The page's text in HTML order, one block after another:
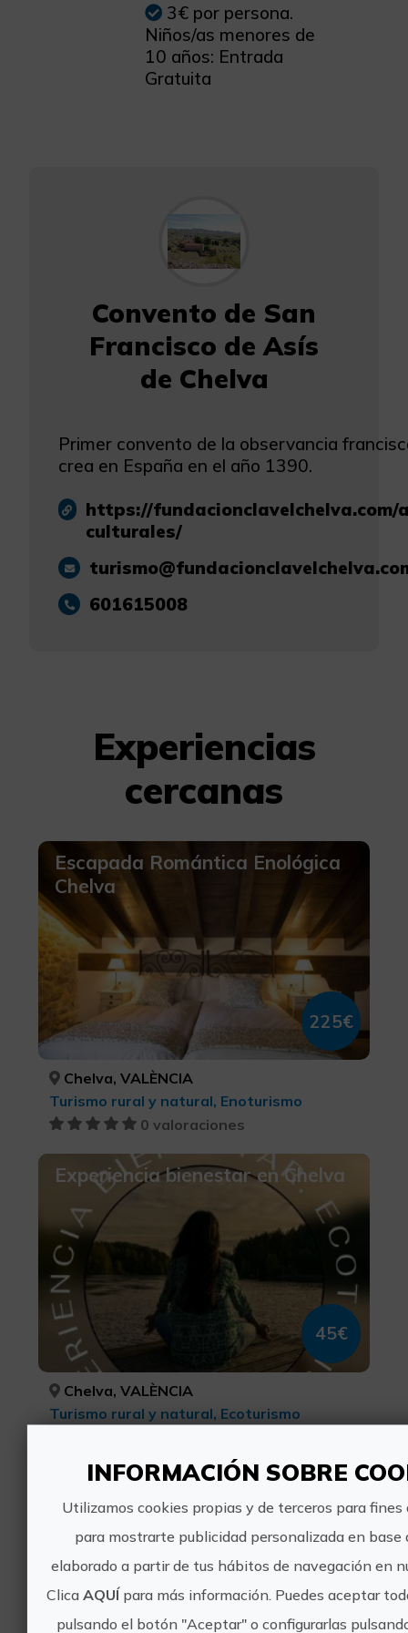
3€ por persona.
Niños/as menores de
10 años: Entrada
Gratuita
Convento de San
Francisco de Asís
de Chelva
Primer convento de la observancia
crea en España en el año 1390.
https://fundacionclavelchelva.com/
culturales/
601615008
Experiencias
cercanas
Escapada Romántica Enológica
Chelva
225€
Chelva, VALÈNCIA
Turismo rural y natural, Enoturismo
0 valoraciones
Experiencia bienestar en Chelva
45€
Chelva, VALÈNCIA
Turismo rural y natural, Ecoturismo
Puenting València
INFORMACIÓN SOBRE
Utilizamos cookies propias y de terceros para
para mostrarte publicidad personalizada en base
elaborado a partir de tus hábitos de navegación en
Clica AQUÍpara más información. Puedes aceptar
pulsando el botón "Aceptar" o configurarlas